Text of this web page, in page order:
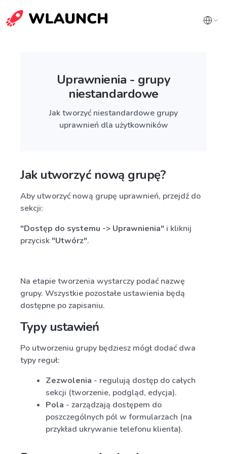
Uprawnienia - grupy
niestandardowe
Jak tworzyć niestandardowe grupy
uprawnień dla użytkowników
Jak utworzyć nową grupę?
Aby utworzyć nową grupę uprawnień, przejdź do
sekcji:
"Dostęp do systemu -> Uprawnienia" i kliknij
przycisk "Utwórz".
Na etapie tworzenia wystarczy podać nazwę
grupy. Wszystkie pozostałe ustawienia będą
dostępne po zapisaniu.
Typy ustawień
Po utworzeniu grupy będziesz mógł dodać dwa
typy reguł:
Zezwolenia - regulują dostęp do całych
sekcji (tworzenie, podgląd, edycja).
Pola - zarządzają dostępem do
poszczególnych pól w formularzach (na
przykład ukrywanie telefonu klienta).